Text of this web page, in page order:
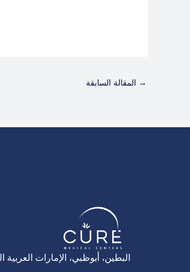
→ المقالة السابقة
البطين، أبوظبي، الإمارات العربية